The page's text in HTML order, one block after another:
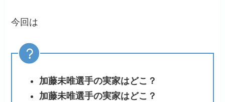
今回は
加藤未唯選手の実家はどこ？
加藤未唯選手の実家はどこ？